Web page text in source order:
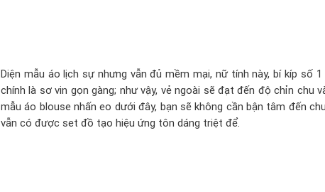
Diện mẫu áo lịch sự nhưng vẫn đủ mềm mại, nữ tính này, bí kíp số
chính là sơ vin gọn gàng; như vậy, vẻ ngoài sẽ đạt đến độ chỉn chu
mẫu áo blouse nhấn eo dưới đây, bạn sẽ không cần bận tâm đến
vẫn có được set đồ tạo hiệu ứng tôn dáng triệt để.